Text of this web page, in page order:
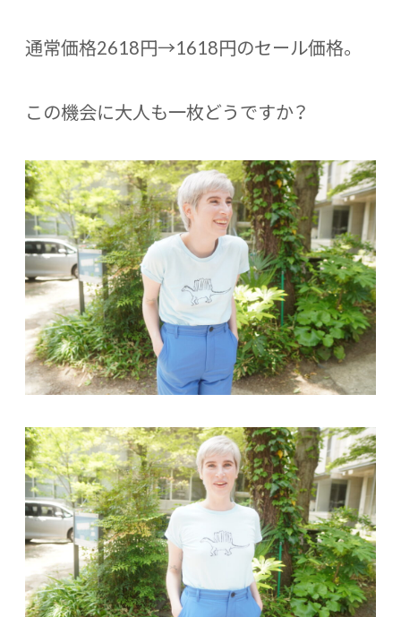
通常価格2618円→1618円のセール価格。
この機会に大人も一枚どうですか？